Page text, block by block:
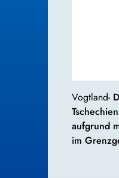
Vogtland-
aufgrund
im